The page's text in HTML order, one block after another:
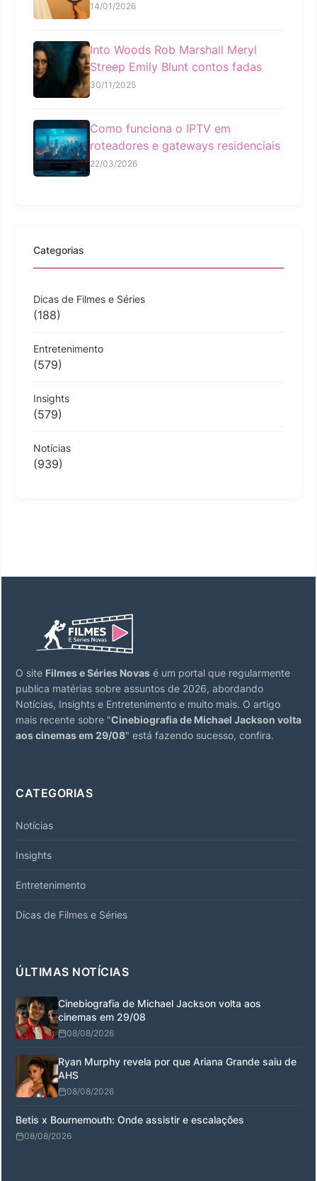
14/01/2026
Into Woods Rob Marshall Meryl
Streep Emily Blunt contos fadas
30/11/2025
Como funciona o IPTV em
roteadores e gateways residenciais
22/03/2026
Categorias
Dicas de Filmes e Séries
(188)
Entretenimento
(579)
Insights
(579)
Notícias
(939)
O site Filmes e Séries Novas é um portal que regularmente
publica matérias sobre assuntos de 2026, abordando
Notícias, Insights e Entretenimento e muito mais. O artigo
mais recente sobre "Cinebiografia de Michael Jackson volta
aos cinemas em 29/08" está fazendo sucesso, confira.
CATEGORIAS
Notícias
Insights
Entretenimento
Dicas de Filmes e Séries
ÚLTIMAS NOTÍCIAS
Cinebiografia de Michael Jackson volta aos
cinemas em 29/08
08/08/2026
Ryan Murphy revela por que Ariana Grande saiu de
AHS
08/08/2026
Betis x Bournemouth: Onde assistir e escalações
08/08/2026